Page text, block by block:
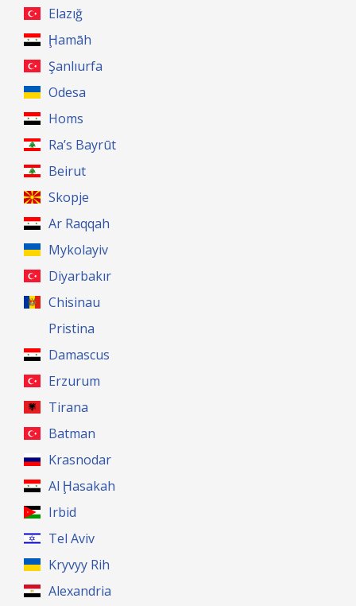
Elazığ
Ḩamāh
Şanlıurfa
Odesa
Homs
Ra’s Bayrūt
Beirut
Skopje
Ar Raqqah
Mykolayiv
Diyarbakır
Chisinau
Pristina
Damascus
Erzurum
Tirana
Batman
Krasnodar
Al Ḩasakah
Irbid
Tel Aviv
Kryvyy Rih
Alexandria